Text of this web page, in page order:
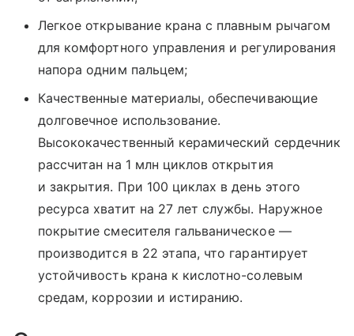
Легкое открывание крана с плавным рычагом
для комфортного управления и регулирования
напора одним пальцем;
Качественные материалы, обеспечивающие
долговечное использование.
Высококачественный керамический сердечник
рассчитан на 1 млн циклов открытия
и закрытия. При 100 циклах в день этого
ресурса хватит на 27 лет службы. Наружное
покрытие смесителя гальваническое —
производится в 22 этапа, что гарантирует
устойчивость крана к кислотно-солевым
средам, коррозии и истиранию.